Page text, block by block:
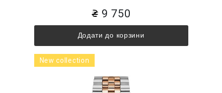
9 750
Додати до корзини
New collection